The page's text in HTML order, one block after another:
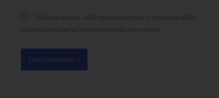
Tallenna nimeni, sähköpostiosoitteeni ja sivustoni tähän
selaimeen seuraavaa kommentointikertaa varten.